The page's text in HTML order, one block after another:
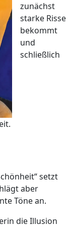
zunächst
starke Risse
bekommt
und
schließlich
setzt
aber
Töne an.
die Illusion